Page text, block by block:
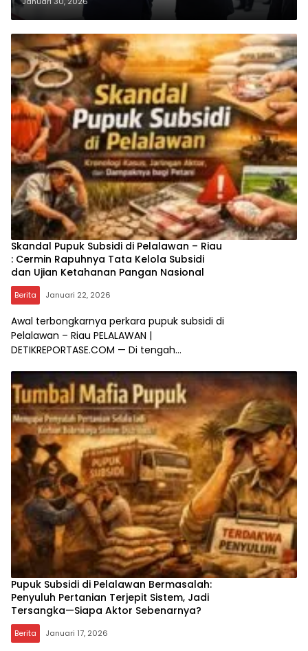
Awasi Integritas Birokrasi
Skandal Pupuk Subsidi di Pelalawan – Riau
: Cermin Rapuhnya Tata Kelola Subsidi
dan Ujian Ketahanan Pangan Nasional
Berita Januari 22, 2026
Awal terbongkarnya perkara pupuk subsidi di
Pelalawan – Riau PELALAWAN |
DETIKREPORTASE.COM — Di tengah…
Pupuk Subsidi di Pelalawan Bermasalah:
Penyuluh Pertanian Terjepit Sistem, Jadi
Tersangka—Siapa Aktor Sebenarnya?
Berita Januari 17, 2026